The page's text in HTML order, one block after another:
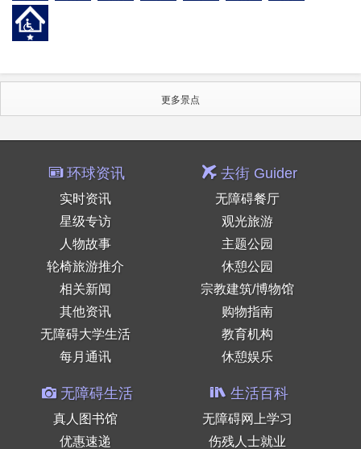
更多景点
环球资讯
实时资讯
星级专访
人物故事
轮椅旅游推介
相关新闻
其他资讯
无障碍大学生活
每月通讯
去街 Guider
无障碍餐厅
观光旅游
主题公园
休憩公园
宗教建筑/博物馆
购物指南
教育机构
休憩娱乐
无障碍生活
真人图书馆
优惠速递
生活百科
无障碍网上学习
伤残人士就业